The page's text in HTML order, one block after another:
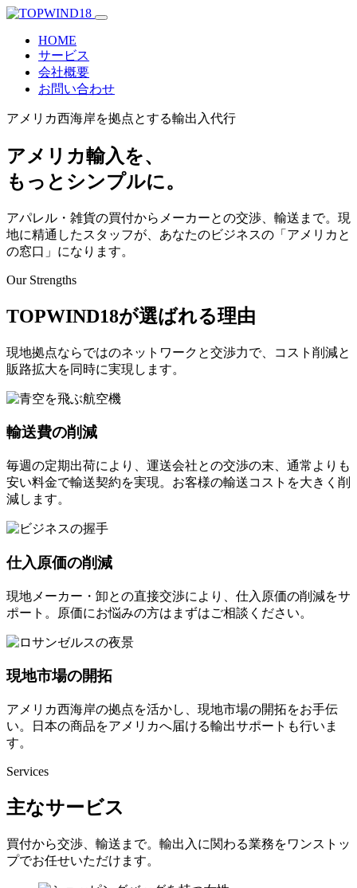
HOME
サービス
会社概要
お問い合わせ
アメリカ西海岸を拠点とする輸出入代行
アメリカ輸入を、
もっとシンプルに。
アパレル・雑貨の買付からメーカーとの交渉、輸送まで。現
地に精通したスタッフが、あなたのビジネスの「アメリカと
の窓口」になります。
Our Strengths
TOPWIND18が選ばれる理由
現地拠点ならではのネットワークと交渉力で、コスト削減と
販路拡大を同時に実現します。
輸送費の削減
毎週の定期出荷により、運送会社との交渉の末、通常よりも
安い料金で輸送契約を実現。お客様の輸送コストを大きく削
減します。
仕入原価の削減
現地メーカー・卸との直接交渉により、仕入原価の削減をサ
ポート。原価にお悩みの方はまずはご相談ください。
現地市場の開拓
アメリカ西海岸の拠点を活かし、現地市場の開拓をお手伝
い。日本の商品をアメリカへ届ける輸出サポートも行いま
す。
Services
主なサービス
買付から交渉、輸送まで。輸出入に関わる業務をワンストッ
プでお任せいただけます。